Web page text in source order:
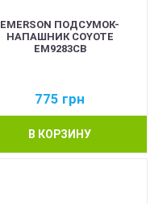
EMERSON ПОДСУМОК-
НАПАШНИК COYOTE
EM9283CB
775 грн
В КОРЗИНУ